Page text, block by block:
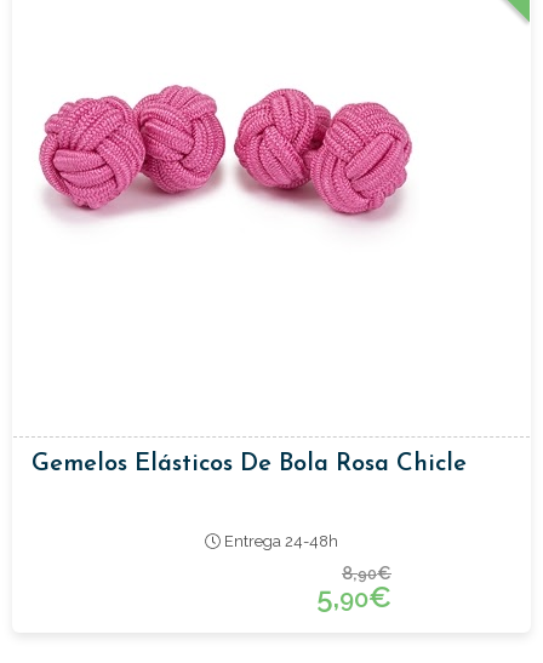
Gemelos Elásticos De Bola Rosa Chicle
Entrega 24-48h
8,90€
5,90€